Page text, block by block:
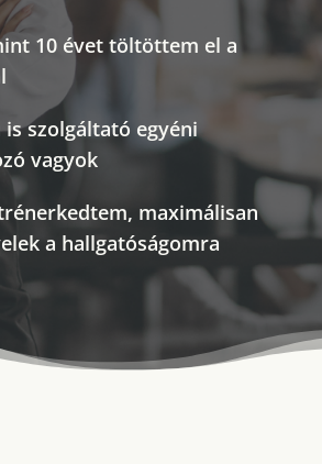
10 évet töltöttem el a
is szolgáltató egyéni
vagyok
maximálisan
a hallgatóságomra